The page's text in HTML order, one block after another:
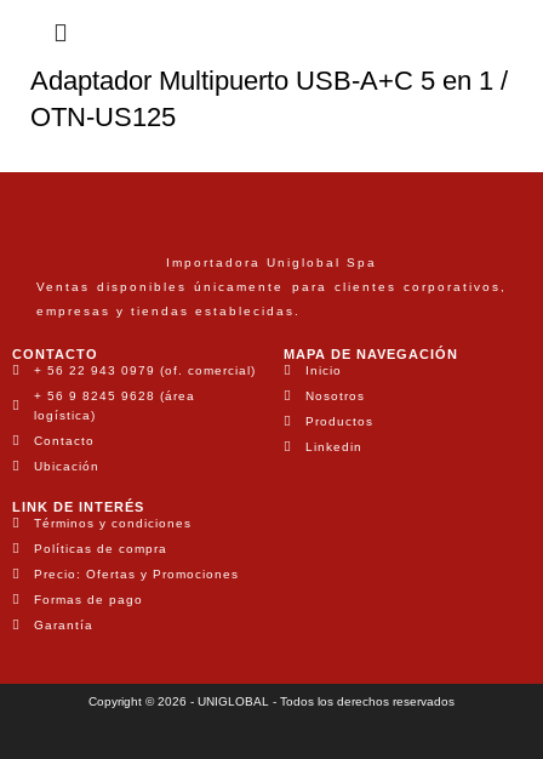
Adaptador Multipuerto USB-A+C 5 en 1 /
OTN-US125
Importadora Uniglobal Spa
Ventas disponibles únicamente para clientes corporativos,
empresas y tiendas establecidas.
CONTACTO
+ 56 22 943 0979 (of. comercial)
+ 56 9 8245 9628 (área
logística)
Contacto
Ubicación
MAPA DE NAVEGACIÓN
Inicio
Nosotros
Productos
Linkedin
LINK DE INTERÉS
Términos y condiciones
Políticas de compra
Precio: Ofertas y Promociones
Formas de pago
Garantía
Copyright © 2026 - UNIGLOBAL - Todos los derechos reservados